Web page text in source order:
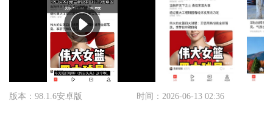
版本：98.1.6安卓版 时间：2026-06-13 02:36